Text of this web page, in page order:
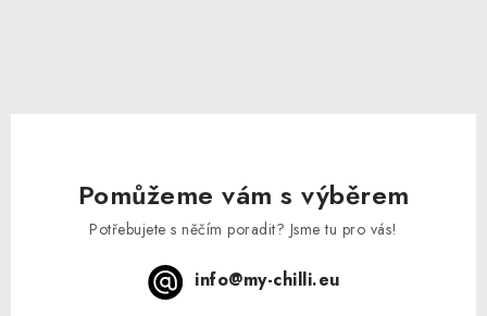
Pomůžeme vám s výběrem
Potřebujete s něčím poradit? Jsme tu pro vás!
info@my-chilli.eu